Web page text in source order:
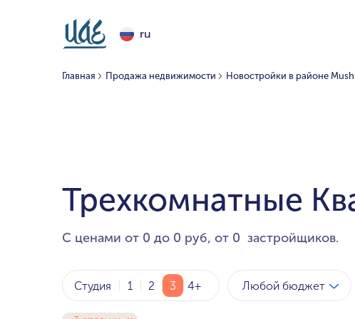
ru
Главная Продажа недвижимости Новостройки в районе
Трехкомнатные
С ценами от 0 до 0 руб, от 0 застройщиков.
Студия 1 2 3 4+ Любой бюджет